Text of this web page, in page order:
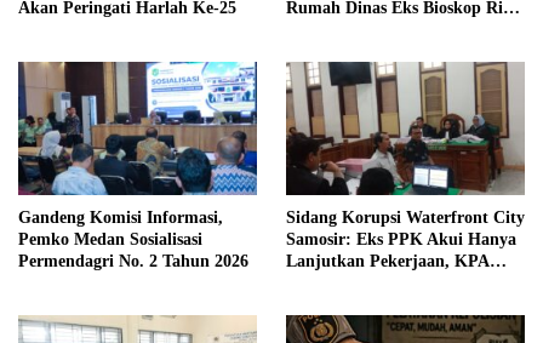
Akan Peringati Harlah Ke-25
Rumah Dinas Eks Bioskop Ria
Gandeng Komisi Informasi,
Pemko Medan Sosialisasi
Permendagri No. 2 Tahun 2026
Sidang Korupsi Waterfront City
Samosir: Eks PPK Akui Hanya
Lanjutkan Pekerjaan, KPA